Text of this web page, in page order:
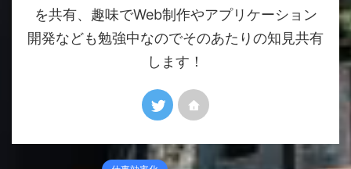
を共有、趣味でWeb制作やアプリケーション
開発なども勉強中なのでそのあたりの知見共有
します！